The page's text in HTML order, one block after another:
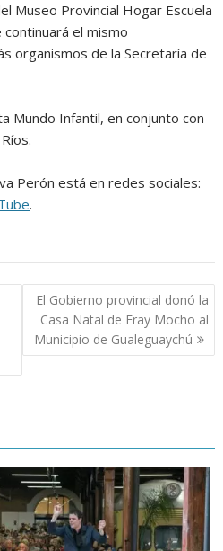
Museo Provincial Hogar Escuela
el mismo
organismos de la Secretaría de
Mundo Infantil, en conjunto con
Perón está en redes sociales:
.
El Gobierno provincial donó la
Casa Natal de Fray Mocho al
Municipio de Gualeguaychú